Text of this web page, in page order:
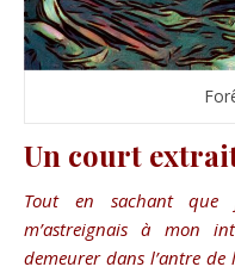
Un court
Tout en sachant que
m’astreignais à mon
demeurer dans l’antre